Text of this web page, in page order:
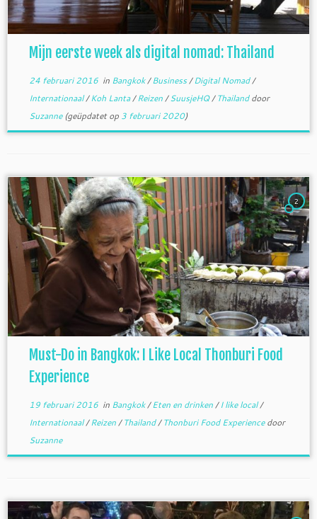
Mijn eerste week als digital nomad: Thailand
24 februari 2016in Bangkok/Business/Digital Nomad/
Internationaal/Koh Lanta/Reizen/SuusjeHQ/Thailanddoor
Suzanne(geüpdatet op 3 februari 2020)
2
Must-Do in Bangkok: I Like Local Thonburi Food
Experience
19 februari 2016in Bangkok/Eten en drinken/I like local/
Internationaal/Reizen/Thailand/Thonburi Food Experiencedoor
Suzanne